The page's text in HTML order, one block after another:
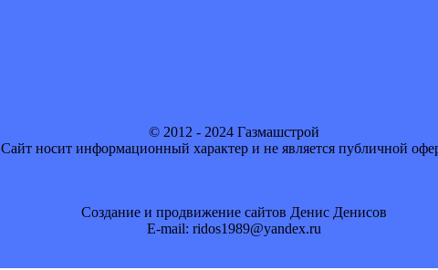
© 2012 - 2024 Газмашстрой
Cайт носит информационный характер и не является публичной
Создание и продвижение сайтов Денис Денисов
E-mail: ridos1989@yandex.ru